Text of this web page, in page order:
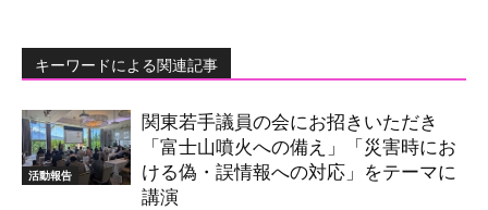
キーワードによる関連記事
活動報告
関東若手議員の会にお招きいただき
「富士山噴火への備え」「災害時にお
ける偽・誤情報への対応」をテーマに
講演